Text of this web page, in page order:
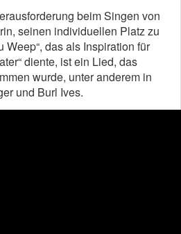
beim Singen von
seinen individuellen Platz zu
Weep“, das als Inspiration für
diente, ist ein Lied, das
wurde, unter anderem in
und Burl Ives.